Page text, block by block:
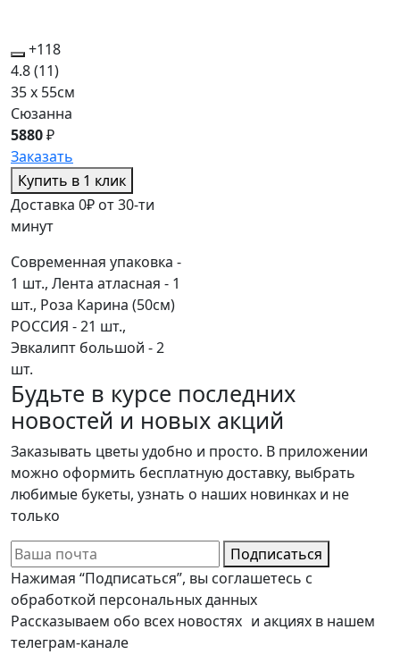
+118
4.8(11)
35 x 55см
Сюзанна
5880₽
Заказать
Купить в 1 клик
Доставка 0₽ от 30-ти
минут
Современная упаковка -
1 шт., Лента атласная - 1
шт., Роза Карина (50см)
РОССИЯ - 21 шт.,
Эвкалипт большой - 2
шт.
Будьте в курсе последних
новостей и новых акций
Заказывать цветы удобно и просто. В приложении
можно оформить бесплатную доставку, выбрать
любимые букеты, узнать о наших новинках и не
только
Подписаться
Нажимая “Подписаться”, вы соглашетесь с
обработкой персональных данных
Рассказываем обо всех новостях и акциях в нашем
телеграм-канале